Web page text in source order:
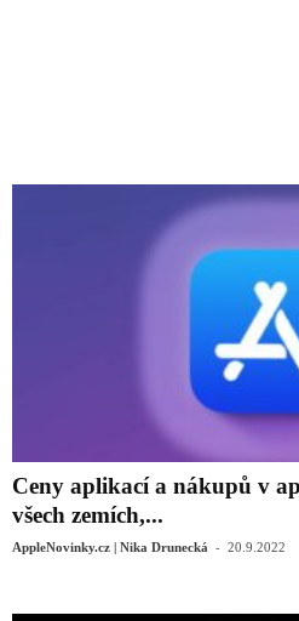
Ceny aplikací a nákupů v
všech zemích,...
AppleNovinky.cz | Nika Drunecká - 20.9.2022